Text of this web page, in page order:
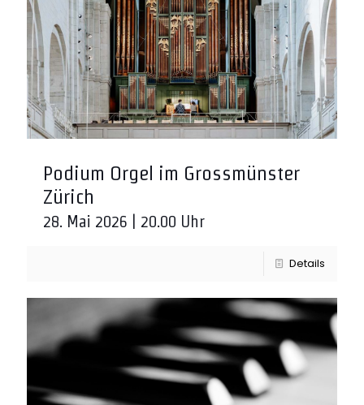
Podium Orgel im Grossmünster
Zürich
28. Mai 2026 | 20.00 Uhr
Details